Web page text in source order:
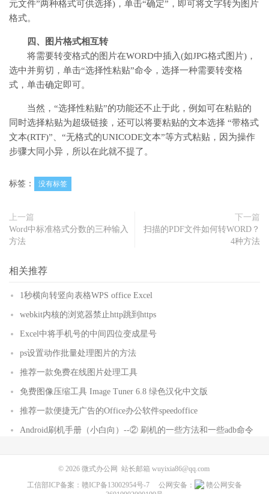
元文件”两种格式可供选择)，单击“确定”，即可将文字转为图片
格式。
四、图片格式相互转
将需要转变格式的图片在WORD中插入(如JPG格式图片)，
选中并剪切，单击“选择性粘贴”命令，选择一种需要转变格
式，单击确定即可。
当然，“选择性粘贴”的功能还不止于此，例如可在粘贴的
同时选择粘贴为超级链接，还可以将要粘贴的文本选择 “带格式
文本(RTF)”、“无格式的UNICODE文本”等方式粘贴，因为操作
步骤大同小异，所以在此就不提了。
标签： 没有标签
上一篇
Word中标准格式分数的三种输入
方法
下一篇
扫描的PDF文件如何转WORD？
4种方法
相关推荐
1秒横向转竖向表格WPS office Excel
webkit内核的浏览器禁止http跳到https
Excel中将手机号的中间四位变成星号
ps设置动作批量处理图片的方法
推荐一款免费在线图片处理工具
免费图像压缩工具 Image Tuner 6.8 绿色汉化中文版
推荐一款便捷无广告的Office办公软件speedoffice
Android刷机手册（小白向）--② 刷机的一些方法和一些adb命令
© 2026 微式办公网 站长邮箱 wuyixia86@qq.com
工信部ICP备案： 赣ICP备13002954号-7 公网安备：
赣公网安备